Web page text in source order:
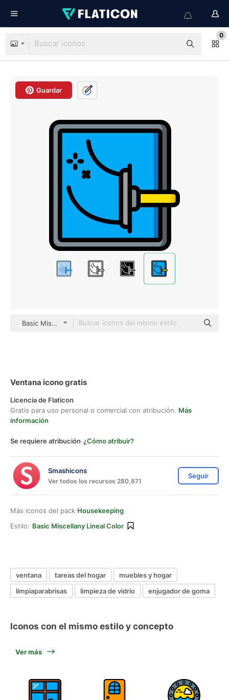
0
Guardar
Basic Miscellany Lineal Color
Ventana icono gratis
Licencia de Flaticon
Gratis para uso personal o comercial con atribución. Más
información
Se requiere atribución ¿Cómo atribuir?
Smashicons
Ver todos los recursos 280,871
Seguir
Más iconos del pack Housekeeping
Estilo: Basic Miscellany Lineal Color
ventana tareas del hogar
muebles y hogar
limpiaparabrisas
limpieza de vidrio enjugador de goma
Iconos con el mismo estilo y concepto
Ver más